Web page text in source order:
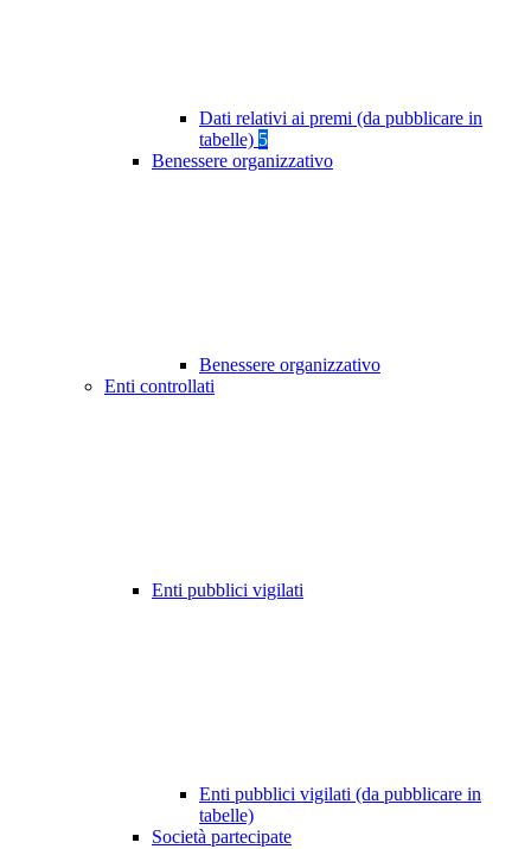
Dati relativi ai premi (da pubblicare in
tabelle) 5
Benessere organizzativo
Benessere organizzativo
Enti controllati
Enti pubblici vigilati
Enti pubblici vigilati (da pubblicare in
tabelle)
Società partecipate